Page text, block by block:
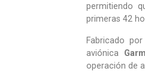
permitiendo
primeras 42
Fabricado
aviónica
operación de